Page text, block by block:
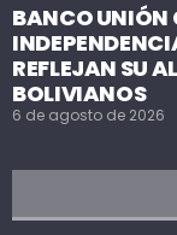
BANCO UNIÓN
REFLEJAN SU
BOLIVIANOS
6 de agosto de 2026